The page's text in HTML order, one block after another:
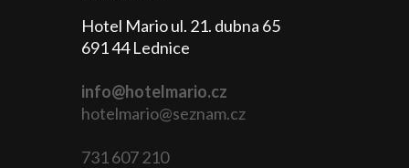
Hotel Mario ul. 21. dubna 65
691 44 Lednice
info@hotelmario.cz
hotelmario@seznam.cz
731 607 210